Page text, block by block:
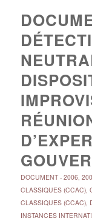
DOCUMENT- 2006,
CLASSIQUES (CCAC),
CLASSIQUES (CCAC),
INSTANCES